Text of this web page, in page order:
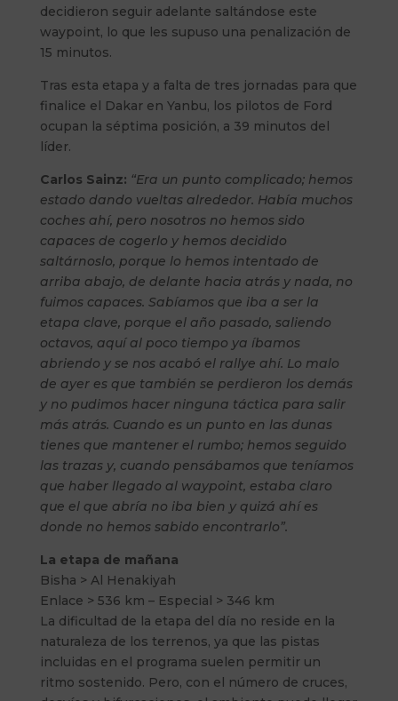
decidieron seguir adelante saltándose este
waypoint, lo que les supuso una penalización de
15 minutos.
Tras esta etapa y a falta de tres jornadas para que
finalice el Dakar en Yanbu, los pilotos de Ford
ocupan la séptima posición, a 39 minutos del
líder.
Carlos Sainz: “Era un punto complicado; hemos
estado dando vueltas alrededor. Había muchos
coches ahí, pero nosotros no hemos sido
capaces de cogerlo y hemos decidido
saltárnoslo, porque lo hemos intentado de
arriba abajo, de delante hacia atrás y nada, no
fuimos capaces. Sabíamos que iba a ser la
etapa clave, porque el año pasado, saliendo
octavos, aquí al poco tiempo ya íbamos
abriendo y se nos acabó el rallye ahí. Lo malo
de ayer es que también se perdieron los demás
y no pudimos hacer ninguna táctica para salir
más atrás. Cuando es un punto en las dunas
tienes que mantener el rumbo; hemos seguido
las trazas y, cuando pensábamos que teníamos
que haber llegado al waypoint, estaba claro
que el que abría no iba bien y quizá ahí es
donde no hemos sabido encontrarlo”.
La etapa de mañana
Bisha > Al Henakiyah
Enlace > 536 km – Especial > 346 km
La dificultad de la etapa del día no reside en la
naturaleza de los terrenos, ya que las pistas
incluidas en el programa suelen permitir un
ritmo sostenido. Pero, con el número de cruces,